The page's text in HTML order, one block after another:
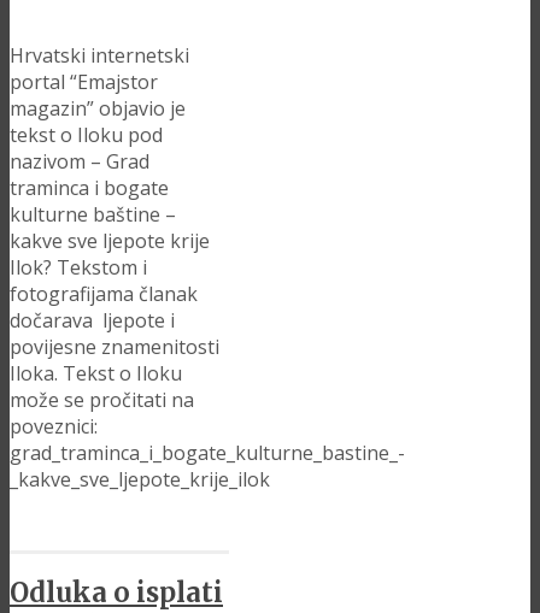
Hrvatski internetski
portal “Emajstor
magazin” objavio je
tekst o Iloku pod
nazivom – Grad
traminca i bogate
kulturne baštine –
kakve sve ljepote krije
Ilok? Tekstom i
fotografijama članak
dočarava ljepote i
povijesne znamenitosti
Iloka. Tekst o Iloku
može se pročitati na
poveznici:
grad_traminca_i_bogate_kulturne_bastine_-
_kakve_sve_ljepote_krije_ilok
Odluka o isplati